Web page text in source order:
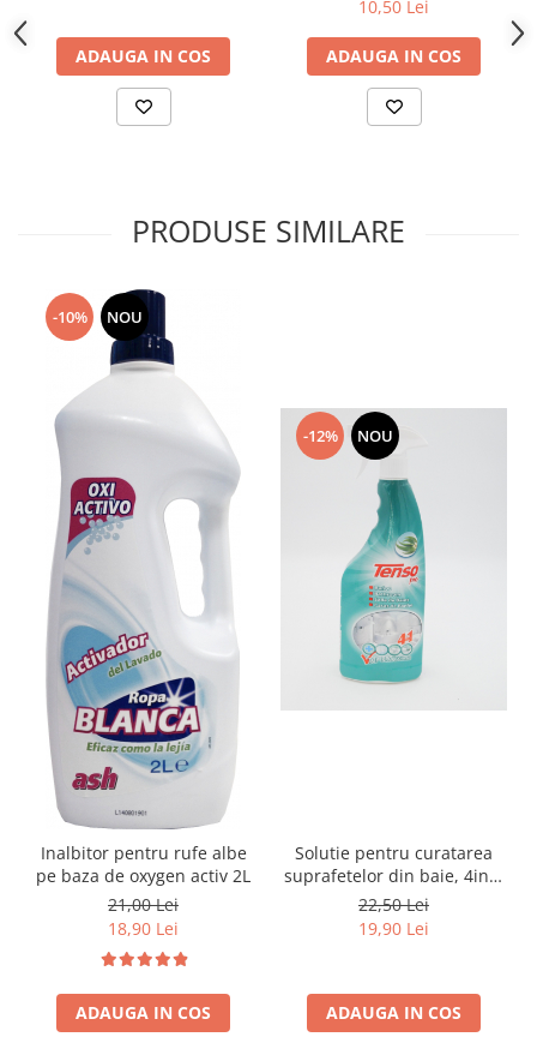
ADAUGA IN COS
10,50 Lei
ADAUGA IN COS
PRODUSE SIMILARE
-10% NOU
Inalbitor pentru rufe albe
pe baza de oxygen activ 2L
21,00 Lei
18,90 Lei
ADAUGA IN COS
-12% NOU
Solutie pentru curatarea
suprafetelor din baie, 4in1,
750ml
22,50 Lei
19,90 Lei
ADAUGA IN COS